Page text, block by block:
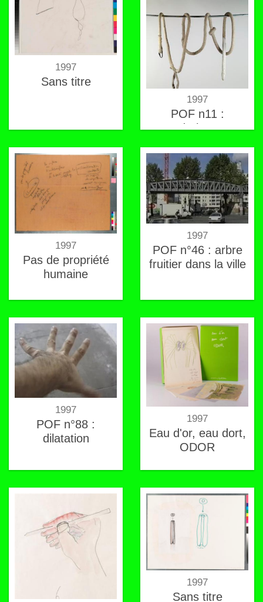
1997
Sans titre
1997
POF n11 :
mandrake roots
1997
Pas de propriété
humaine
1997
POF n°46 : arbre
fruitier dans la ville
1997
POF n°88 :
dilatation
1997
Eau d'or, eau dort,
ODOR
1997
Sans titre